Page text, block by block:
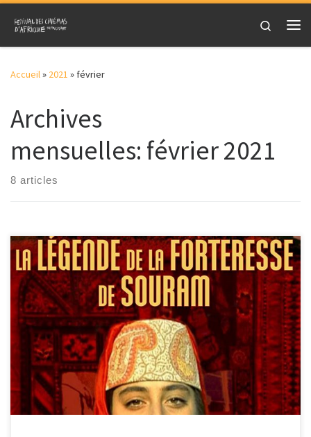
Skip to content
Search
Accueil» 2021 »février
Archives
mensuelles: février 2021
8 articles
CINÉ-RENCONTRES MARDI 3 MARS À 18H SUR SKYPELa
semaine prochaine, la discussion se poursuivra autour du film « La
[…]